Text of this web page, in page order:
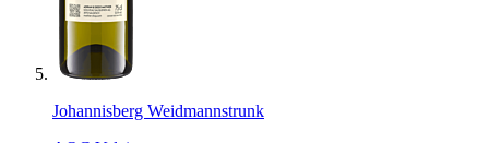
Johannisberg Weidmannstrunk